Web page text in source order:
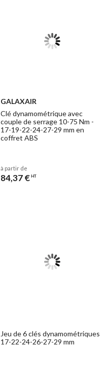
GALAXAIR
Clé dynamométrique avec
couple de serrage 10-75 Nm -
17-19-22-24-27-29 mm en
coffret ABS
à partir de
84,37 € HT
Jeu de 6 clés dynamométriques
17-22-24-26-27-29 mm